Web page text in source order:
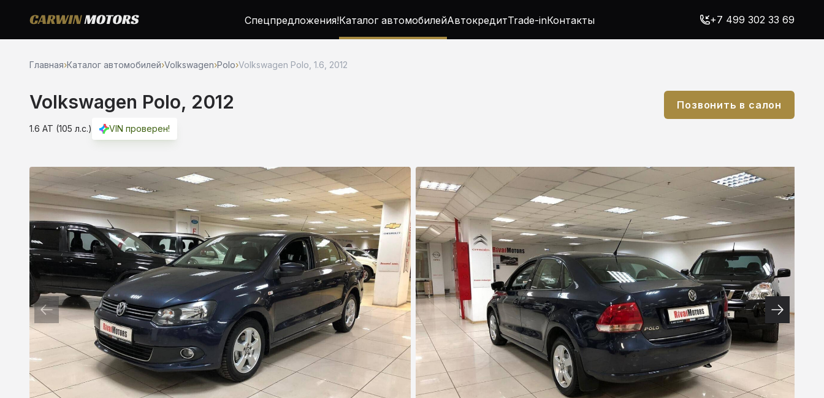
Спецпредложения!Каталог автомобилейАвтокредитTrade-inКонтакты +7 499 302 33 69
Главная›Каталог автомобилей›Volkswagen›Polo›Volkswagen Polo, 1.6, 2012
Volkswagen Polo, 2012
1.6 AT (105 л.с.) VIN проверен!
Позвонить в салон